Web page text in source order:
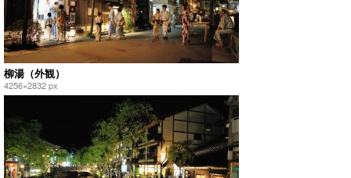
柳湯（外観）
4256×2832 px